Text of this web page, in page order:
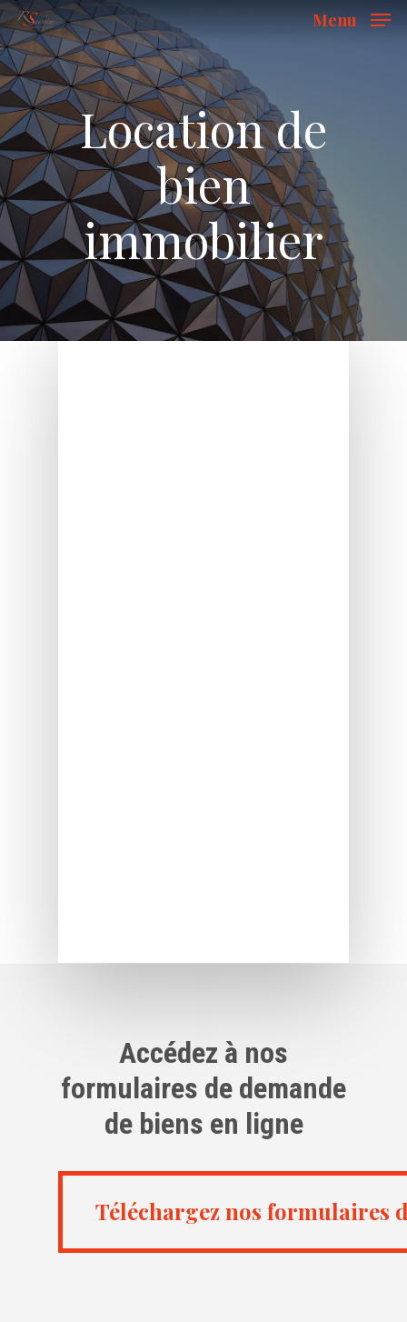
Skip
to
main
content
Menu
Location de
bien
immobilier
Accédez à nos
formulaires de demande
de biens en ligne
Téléchargez nos formulaires de demande de bien
Téléchargez nos formulaires